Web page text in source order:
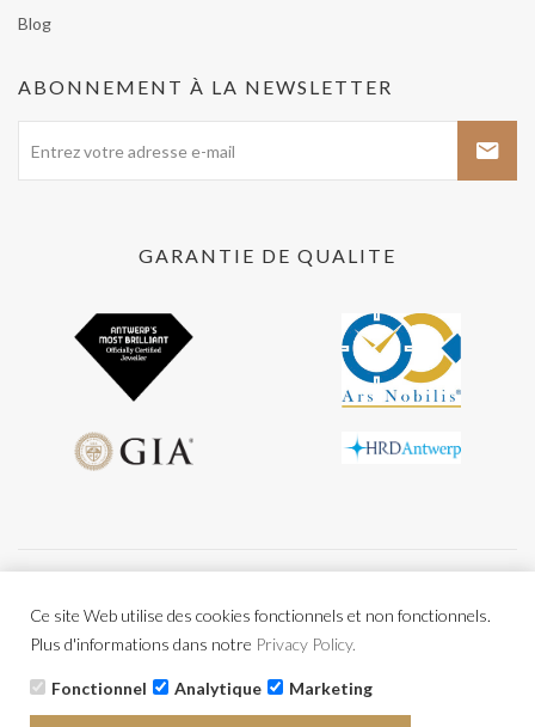
Blog
ABONNEMENT À LA NEWSLETTER
GARANTIE DE QUALITE
BE0477.956.216
Ce site Web utilise des cookies fonctionnels et non fonctionnels.
Plus d'informations dans notre Privacy Policy.
Fonctionnel Analytique Marketing